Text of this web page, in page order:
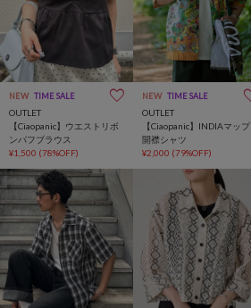
NEW TIME SALE
OUTLET
【Ciaopanic】ウエストリボ
ンパフブラウス
¥1,500 (78%OFF)
NEW TIME SALE
OUTLET
【Ciaopanic】INDIAマップ
開襟シャツ
¥2,000 (79%OFF)